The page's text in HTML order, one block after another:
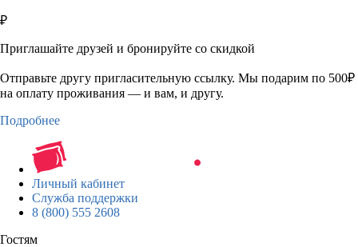
₽
Приглашайте друзей и бронируйте со скидкой
Отправьте другу пригласительную ссылку. Мы подарим по 500₽
на оплату проживания — и вам, и другу.
Подробнее
Личный кабинет
Служба поддержки
8 (800) 555 2608
Гостям